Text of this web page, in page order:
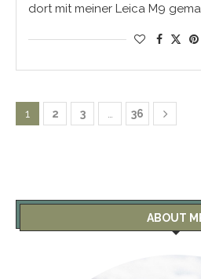
dort mit meiner Leica M9
1 2 3 36
ABOUT